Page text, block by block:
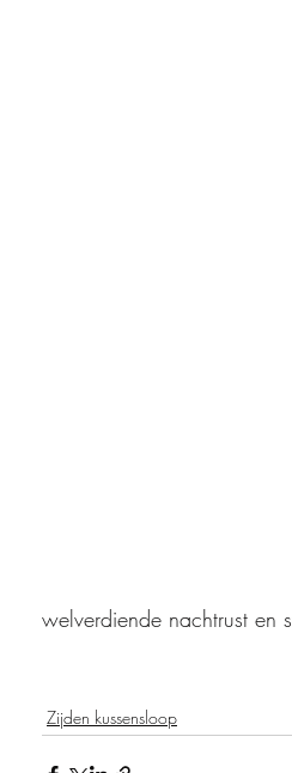
welverdiende nachtrust en
Zijden kussensloop